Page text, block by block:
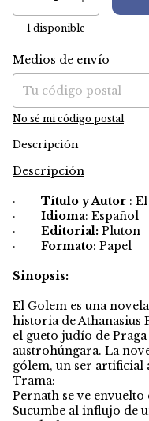
1 disponible
Entregas para el CP:
Medios de envío
No sé mi código postal
Descripción
Descripción
· Título y Autor :
· Idioma: Español
· Editorial: Pluton
· Formato: Papel
Sinopsis:
El Golem es una
historia de Athanasius
el gueto judío de
austrohúngara. La
gólem, un ser
Trama:
Pernath se ve
Sucumbe al influjo de